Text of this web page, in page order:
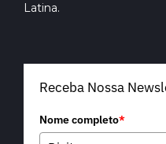
Latina.
Receba Nossa
Nome completo*